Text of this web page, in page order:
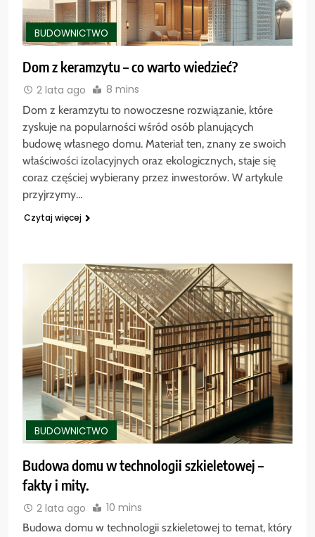
BUDOWNICTWO
Dom z keramzytu – co warto wiedzieć?
2 lata ago 8 mins
Dom z keramzytu to nowoczesne rozwiązanie, które
zyskuje na popularności wśród osób planujących
budowę własnego domu. Materiał ten, znany ze swoich
właściwości izolacyjnych oraz ekologicznych, staje się
coraz częściej wybierany przez inwestorów. W artykule
przyjrzymy…
Czytaj więcej
BUDOWNICTWO
Budowa domu w technologii szkieletowej –
fakty i mity.
2 lata ago 10 mins
Budowa domu w technologii szkieletowej to temat, który